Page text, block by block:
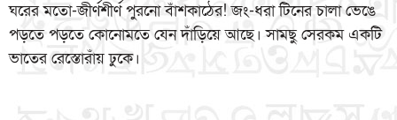
ঘরের মতো-জীর্ণশীর্ণ পুরনো বাঁশকাঠের! জং-ধরা টিনের চালা ভেঙে
পড়তে পড়তে কোনোমতে যেন দাঁড়িয়ে আছে। সামছু সেরকম একটি
ভাতের রেস্তোরাঁয় ঢুকে।